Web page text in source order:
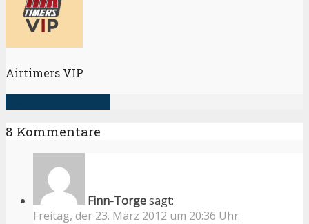
Airtimers VIP
8 Kommentare
Finn-Torgesagt:
Freitag, der 23. März 2012 um 20:36 Uhr